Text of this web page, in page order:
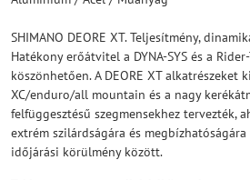
SHIMANO DEORE XT. Teljesítmény,
Hatékony erőátvitel a DYNA-SYS és a
köszönhetően. A DEORE XT alkatrészeket
XC/enduro/all mountain és a nagy
felfüggesztésű szegmensekhez tervezték,
extrém szilárdságára és
időjárási körülmény között.